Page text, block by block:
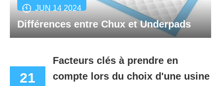
JUN 14 2024
Différences entre Chux et Underpads
21
Facteurs clés à prendre en
compte lors du choix d'une usine